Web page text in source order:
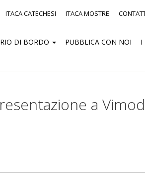
ITACA CATECHESI ITACA MOSTRE
DI BORDO PUBBLICA CON NOI I
a